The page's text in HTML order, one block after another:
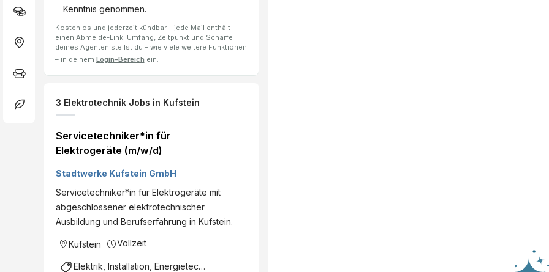
Kenntnis genommen.
Kostenlos und jederzeit kündbar – jede Mail enthält
einen Abmelde-Link. Umfang, Zeitpunkt und Schärfe
deines Agenten stellst du – wie viele weitere Funktionen
– in deinem Login-Bereich ein.
3 Elektrotechnik Jobs in Kufstein
Servicetechniker*in für
Elektrogeräte (m/w/d)
Stadtwerke Kufstein GmbH
Servicetechniker*in für Elektrogeräte mit
abgeschlossener elektrotechnischer
Ausbildung und Berufserfahrung in Kufstein.
Kufstein Vollzeit
Elektrik, Installation, Energietechnik